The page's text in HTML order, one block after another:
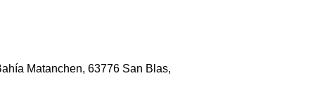
Matanchen, 63776 San Blas,